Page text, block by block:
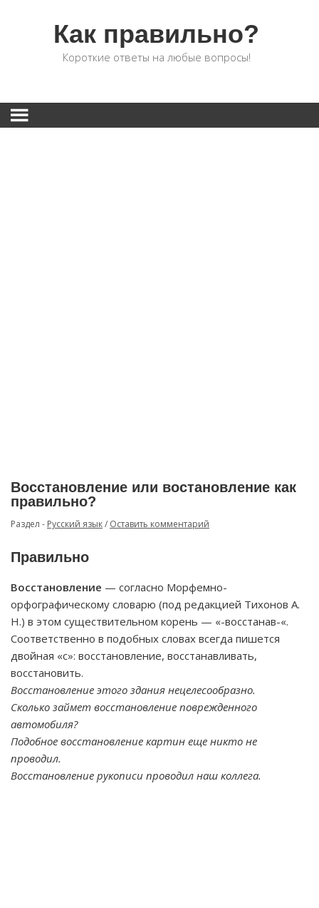
Как правильно?
Короткие ответы на любые вопросы!
Восстановление или востановление как
правильно?
Раздел - Русский язык/ Оставить комментарий
Правильно
Восстановление — согласно Морфемно-
орфографическому словарю (под редакцией Тихонов А.
Н.) в этом существительном корень — «-восстанав-«.
Соответственно в подобных словах всегда пишется
двойная «с»: восстановление, восстанавливать,
восстановить.
Восстановление этого здания нецелесообразно.
Сколько займет восстановление поврежденного
автомобиля?
Подобное восстановление картин еще никто не
проводил.
Восстановление рукописи проводил наш коллега.